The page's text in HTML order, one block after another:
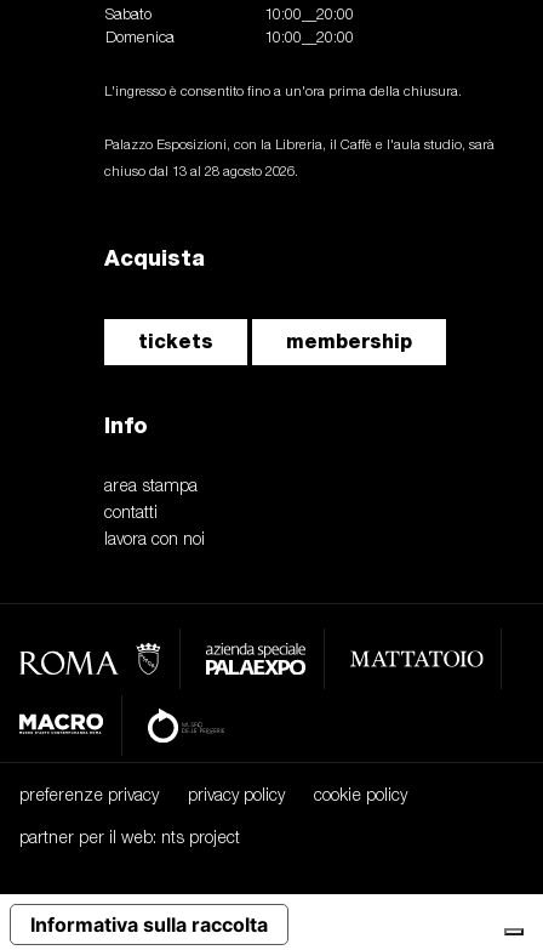
Sabato
10:00__20:00
Domenica
10:00__20:00
L'ingresso è consentito fino a un'ora prima della chiusura.
Palazzo Esposizioni, con la Libreria, il Caffè e l'aula studio, sarà
chiuso dal 13 al 28 agosto 2026.
Acquista
tickets membership
Info
area stampa
contatti
lavora con noi
preferenze privacy privacy policy cookie policy
partner per il web: nts project
Informativa sulla raccolta